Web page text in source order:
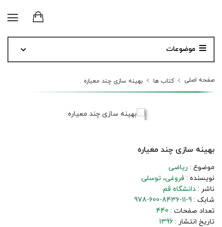
موضوعات
صفحه اصلی کتاب ها بهینه سازی چند معیاره
بهینه سازی چند معیاره
موضوع : ریاضی
نویسنده : فروغی، توسلی
ناشر : دانشگاه قم
شابک : 978-600-8436-11-9
تعداد صفحات : 440
تاریخ انتشار : 1396